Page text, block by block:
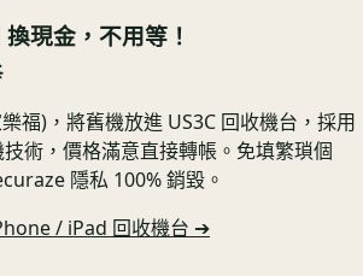
換現金，不用等！
福)，將舊機放進 US3C 回收機台，採用
術，價格滿意直接轉帳。免填繁瑣個
隱私 100% 銷毀。
/ iPad 回收機台 ➔